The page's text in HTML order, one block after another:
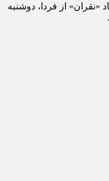
«نقران» از فردا، دوشنبه